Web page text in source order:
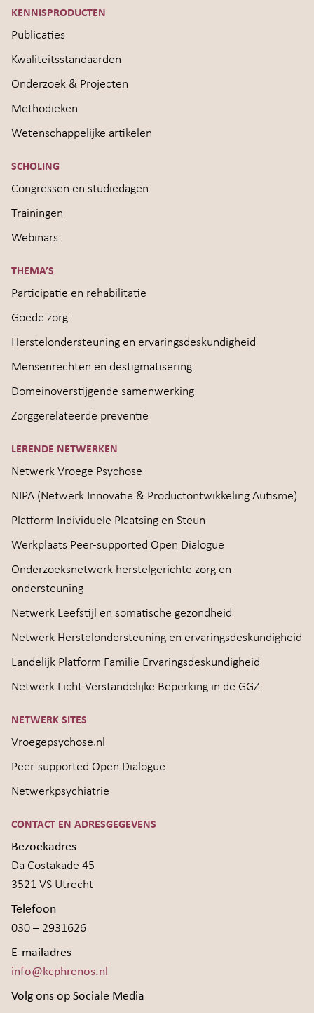
KENNISPRODUCTEN
Publicaties
Kwaliteitsstandaarden
Onderzoek & Projecten
Methodieken
Wetenschappelijke artikelen
SCHOLING
Congressen en studiedagen
Trainingen
Webinars
THEMA’S
Participatie en rehabilitatie
Goede zorg
Herstelondersteuning en ervaringsdeskundigheid
Mensenrechten en destigmatisering
Domeinoverstijgende samenwerking
Zorggerelateerde preventie
LERENDE NETWERKEN
Netwerk Vroege Psychose
NIPA (Netwerk Innovatie & Productontwikkeling Autisme)
Platform Individuele Plaatsing en Steun
Werkplaats Peer-supported Open Dialogue
Onderzoeksnetwerk herstelgerichte zorg en
ondersteuning
Netwerk Leefstijl en somatische gezondheid
Netwerk Herstelondersteuning en ervaringsdeskundigheid
Landelijk Platform Familie Ervaringsdeskundigheid
Netwerk Licht Verstandelijke Beperking in de GGZ
NETWERK SITES
Vroegepsychose.nl
Peer-supported Open Dialogue
Netwerkpsychiatrie
CONTACT EN ADRESGEGEVENS
Bezoekadres
Da Costakade 45
3521 VS Utrecht
Telefoon
030 – 2931626
E-mailadres
info@kcphrenos.nl
Volg ons op Sociale Media